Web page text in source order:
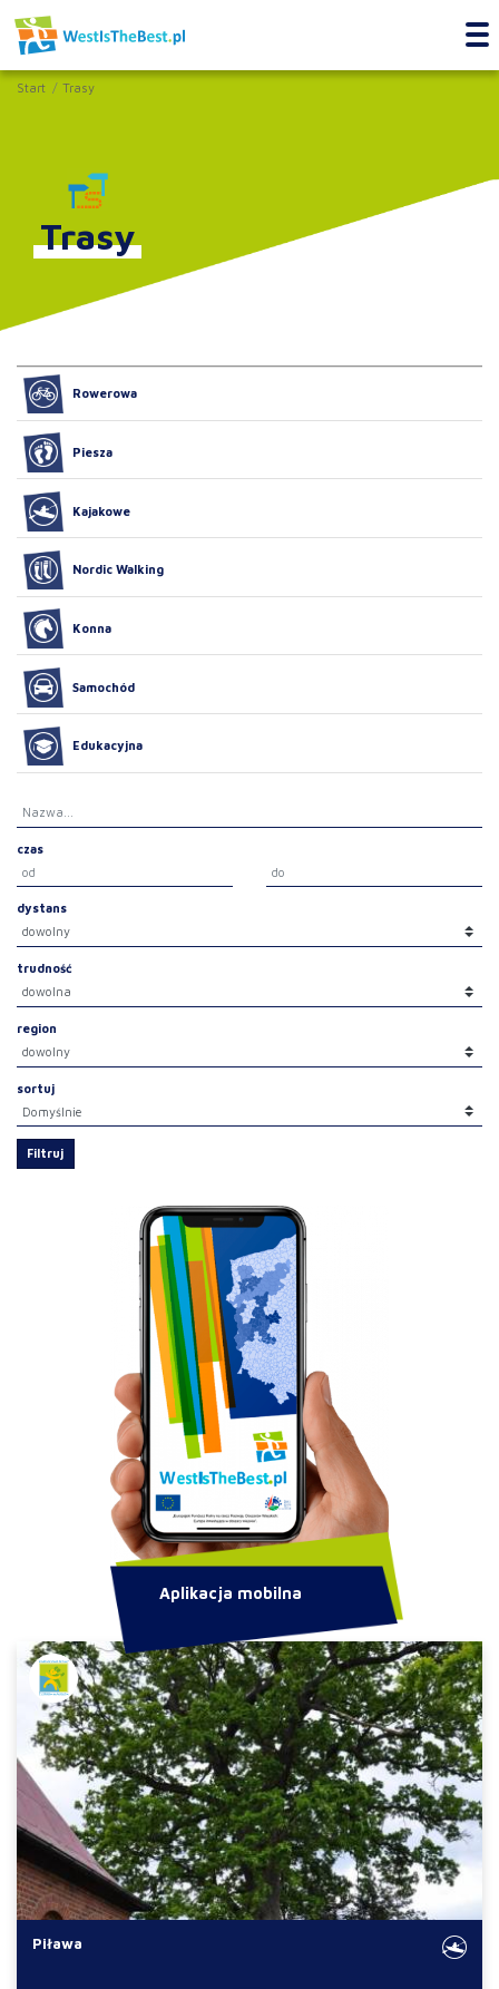
Start Trasy
Trasy
Piława
Rowerowa
Piesza
Kajakowe
Nordic Walking
Konna
Samochód
Edukacyjna
czas
dystans
trudność
region
sortuj
Filtruj
Aplikacja mobilna